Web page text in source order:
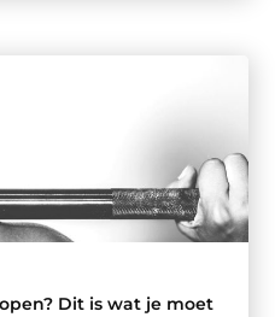
Dit is wat je moet